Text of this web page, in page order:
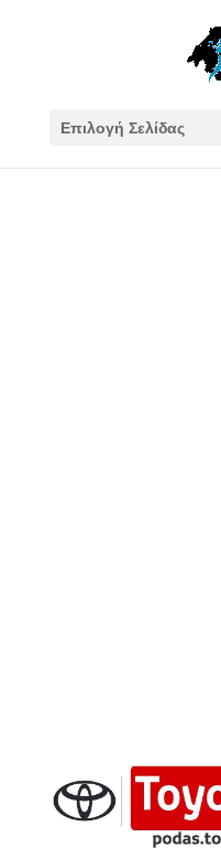
Επιλογή Σελίδας